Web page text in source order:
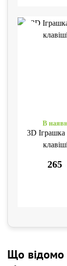
В
3D
265
Що